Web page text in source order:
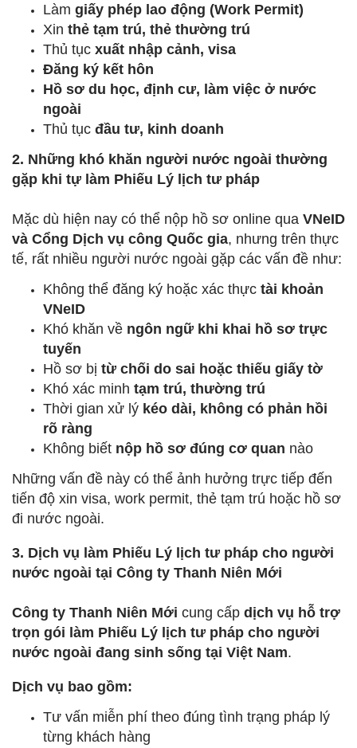
Làm giấy phép lao động (Work Permit)
Xin thẻ tạm trú, thẻ thường trú
Thủ tục xuất nhập cảnh, visa
Đăng ký kết hôn
Hồ sơ du học, định cư, làm việc ở nước
ngoài
Thủ tục đầu tư, kinh doanh
2. Những khó khăn người nước ngoài thường
gặp khi tự làm Phiếu Lý lịch tư pháp
Mặc dù hiện nay có thể nộp hồ sơ online qua VNeID
và Cổng Dịch vụ công Quốc gia, nhưng trên thực
tế, rất nhiều người nước ngoài gặp các vấn đề như:
Không thể đăng ký hoặc xác thực tài khoản
VNeID
Khó khăn về ngôn ngữ khi khai hồ sơ trực
tuyến
Hồ sơ bị từ chối do sai hoặc thiếu giấy tờ
Khó xác minh tạm trú, thường trú
Thời gian xử lý kéo dài, không có phản hồi
rõ ràng
Không biết nộp hồ sơ đúng cơ quan nào
Những vấn đề này có thể ảnh hưởng trực tiếp đến
tiến độ xin visa, work permit, thẻ tạm trú hoặc hồ sơ
đi nước ngoài.
3. Dịch vụ làm Phiếu Lý lịch tư pháp cho người
nước ngoài tại Công ty Thanh Niên Mới
Công ty Thanh Niên Mới cung cấp dịch vụ hỗ trợ
trọn gói làm Phiếu Lý lịch tư pháp cho người
nước ngoài đang sinh sống tại Việt Nam.
Dịch vụ bao gồm:
Tư vấn miễn phí theo đúng tình trạng pháp lý
từng khách hàng